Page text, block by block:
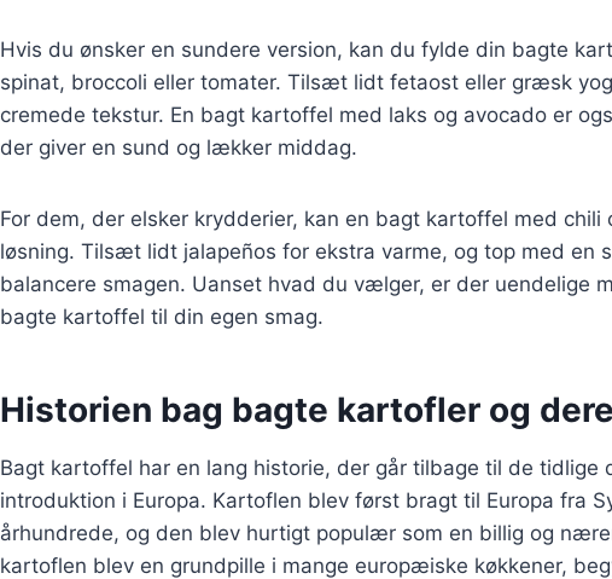
Hvis du ønsker en sundere version, kan du fylde din bagte
spinat, broccoli eller tomater. Tilsæt lidt fetaost eller græsk
cremede tekstur. En bagt kartoffel med laks og avocado er
der giver en sund og lækker middag.
For dem, der elsker krydderier, kan en bagt kartoffel med
løsning. Tilsæt lidt jalapeños for ekstra varme, og top med en
balancere smagen. Uanset hvad du vælger, er der uendelige
bagte kartoffel til din egen smag.
Historien bag bagte kartofler og
Bagt kartoffel har en lang historie, der går tilbage til de tidlige
introduktion i Europa. Kartoflen blev først bragt til Europa fra
århundrede, og den blev hurtigt populær som en billig og
kartoflen blev en grundpille i mange europæiske køkkener,